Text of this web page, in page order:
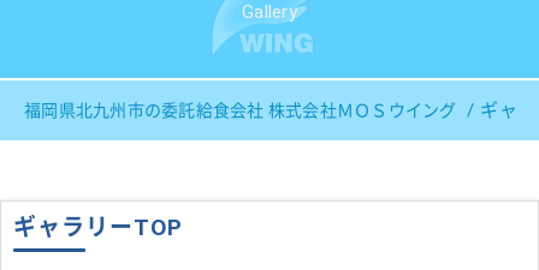
Gallery
福岡県北九州市の委託給食会社 株式会社ＭＯＳウイング ギャ
ギャラリーTOP